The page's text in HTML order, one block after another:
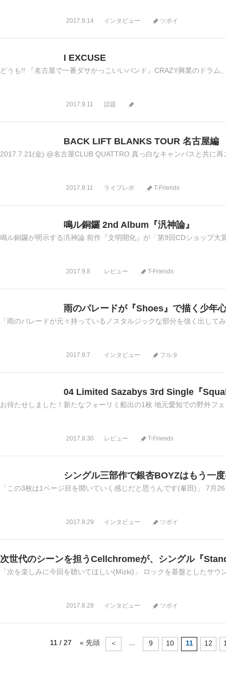
2017.9.14 インタビュー ツボイ
I EXCUSE
どうも!! 『名古屋で一番ダサかっこいいバンド』CRAZY興業のドラム
2017.9.11 話題
BACK LIFT BLANKS TOUR 名古屋編
2017.7.21(金) @名古屋CLUB QUATTRO 真っ白なキャンバスと共に
2017.9.11 ライブレポ T-Friends
鳴ル銅鑼 2nd Album『汎神論』
鳴ル銅鑼が明示する汎神論 前作『文明開化』が「第9回CDショップ
2017.9.8 レビュー T-Friends
雨のパレードが『Shoes』で描く少年
「雨のパレードが元々持っているノスタルジックな部分を強く出し
2017.9.7 インタビュー フルタ
04 Limited Sazabys 3rd Single『
お待たせしました！新たなフォーリミ船出の1枚 地元愛知での野外フ
2017.8.30 レビュー T-Friends
シングル三部作で銀杏BOYZはもう一
「この3枚は1ページ目を開いていく感じだと思うんです(峯田)」 7月
2017.8.29 インタビュー ツボイ
次世代のシーンを担うCellchromeが、シングル『
「次を楽しみに今回を聴いてほしい(Mizki)」 ロックを基盤としたサ
2017.8.29 インタビュー ツボイ
11 / 27 « 先頭 ＜ 9 10 11 12